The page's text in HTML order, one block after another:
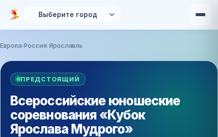
Перейти к основному содержанию
Вы здесь
Европа Россия Ярославль
ПРЕДСТОЯЩИЙ
Всероссийские юношеские
соревнования «Кубок
Ярослава Мудрого»